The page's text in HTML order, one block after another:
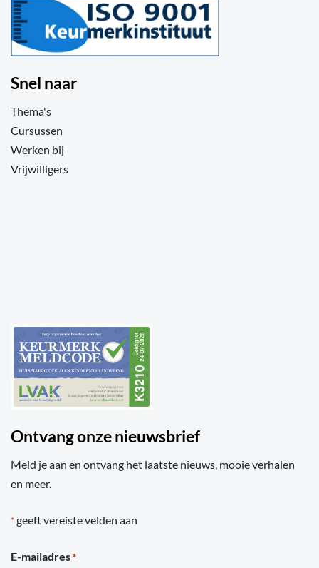
Snel naar
Thema's
Cursussen
Werken bij
Vrijwilligers
Ontvang onze nieuwsbrief
Meld je aan en ontvang het laatste nieuws, mooie verhalen
en meer.
*geeft vereiste velden aan
E-mailadres *